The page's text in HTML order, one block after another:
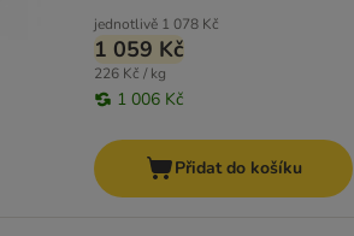
jednotlivě 1 078 Kč
1 059 Kč
226 Kč / kg
1 006 Kč
Přidat do košíku